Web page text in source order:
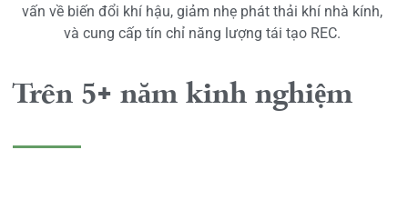
vấn về biến đổi khí hậu, giảm nhẹ phát thải khí nhà kính,
và cung cấp tín chỉ năng lượng tái tạo REC.
Trên 5+ năm kinh nghiệm